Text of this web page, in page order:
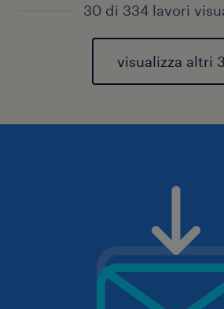
30 di 334 lavori
visualizza altri